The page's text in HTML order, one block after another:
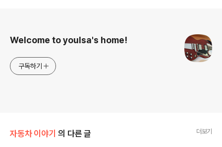
Welcome to youlsa's home!
구독하기
자동차 이야기 의 다른 글 더보기